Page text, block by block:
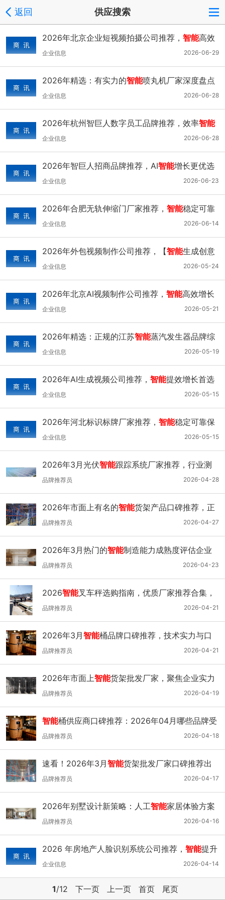
返回 供应搜索
2026年北京企业短视频拍摄公司推荐， 智能高效
增长优选
2026-06-29
企业信息
2026年精选：有实力的智能喷丸机厂家深度盘点
2026-06-28
企业信息
2026年杭州智巨人数字员工品牌推荐，效率智能
增长
2026-06-28
企业信息
2026年智巨人招商品牌推荐，AI智能增长更优选
2026-06-23
企业信息
2026年合肥无轨伸缩门厂家推荐， 智能稳定可靠
选择
2026-06-14
企业信息
2026年外包视频制作公司推荐，【智能生成创意
品质专业服务
2026-05-24
企业信息
2026年北京AI视频制作公司推荐， 智能高效增长
首选
2026-05-21
企业信息
2026年精选：正规的江苏智能蒸汽发生器品牌综
合推荐
2026-05-19
企业信息
2026年AI生成视频公司推荐， 智能提效增长首选
2026-05-15
企业信息
2026年河北标识标牌厂家推荐， 智能稳定可靠保
障
2026-05-15
企业信息
2026年3月光伏智能跟踪系统厂家推荐，行业测
评与选择指南
2026-04-28
品牌推荐员
2026年市面上有名的智能货架产品口碑推荐，正
宗稳定行业优选
2026-04-27
品牌推荐员
2026年3月热门的智能制造能力成熟度评估企业
推荐
2026-04-23
品牌推荐员
2026智能叉车秤选购指南，优质厂家推荐合集，
专业服务贴心
2026-04-21
品牌推荐员
2026年3月智能桶品牌口碑推荐，技术实力与口
碑解析
2026-04-21
品牌推荐员
2026年市面上智能货架批发厂家，聚焦企业实力
与核心竞争力
2026-04-19
品牌推荐员
智能桶供应商口碑推荐：2026年04月哪些品牌受
青睐
2026-04-18
品牌推荐员
速看！2026年3月智能货架批发厂家口碑推荐出
炉
2026-04-17
品牌推荐员
2026年别墅设计新策略：人工智能家居体验方案
全解析
2026-04-16
品牌推荐员
2026 年房地产人脸识别系统公司推荐， 智能提升
通行效率
2026-04-14
企业信息
1/12 下一页 上一页 首页 尾页